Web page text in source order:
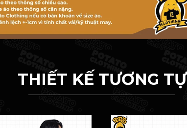
THIẾT KẾ TƯƠNG TỰ